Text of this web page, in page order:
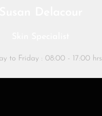
to Friday : 08:00 - 17:00 hrs